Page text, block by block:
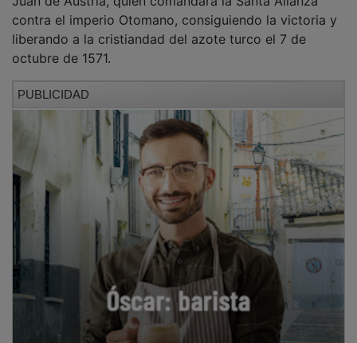
contra el imperio Otomano, consiguiendo la victoria y
liberando a la cristiandad del azote turco el 7 de
octubre de 1571.